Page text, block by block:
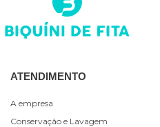
ATENDIMENTO
A empresa
Conservação e Lavagem